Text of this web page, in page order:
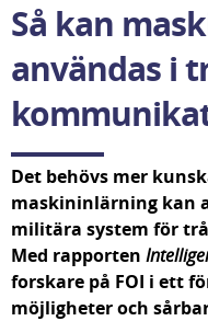
Så kan
användas i
Det behövs mer
maskininlärning kan
militära system för
Med rapporten
forskare på FOI i ett
möjligheter och